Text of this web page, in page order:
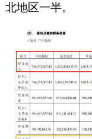
北地区一半。